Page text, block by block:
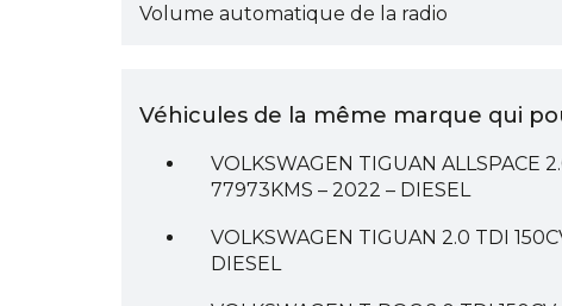
Volume automatique de la radio
Véhicules de la même marque qui
VOLKSWAGEN TIGUAN ALLSPACE
77973KMS – 2022 – DIESEL
VOLKSWAGEN TIGUAN 2.0 TDI
DIESEL